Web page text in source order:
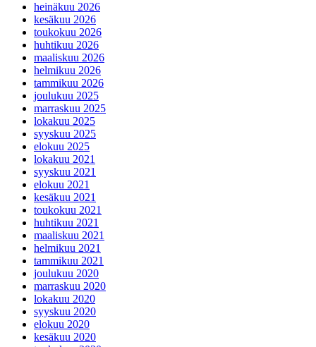
heinäkuu 2026
kesäkuu 2026
toukokuu 2026
huhtikuu 2026
maaliskuu 2026
helmikuu 2026
tammikuu 2026
joulukuu 2025
marraskuu 2025
lokakuu 2025
syyskuu 2025
elokuu 2025
lokakuu 2021
syyskuu 2021
elokuu 2021
kesäkuu 2021
toukokuu 2021
huhtikuu 2021
maaliskuu 2021
helmikuu 2021
tammikuu 2021
joulukuu 2020
marraskuu 2020
lokakuu 2020
syyskuu 2020
elokuu 2020
kesäkuu 2020